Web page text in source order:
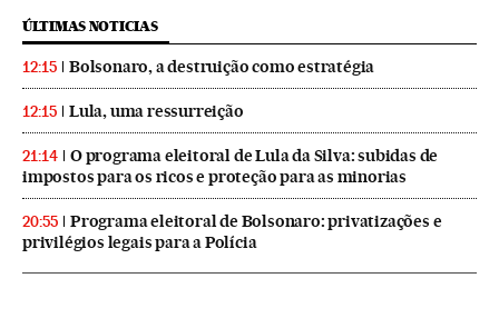
ÚLTIMAS NOTICIAS
12:15 Bolsonaro, a destruição como estratégia
12:15 Lula, uma ressurreição
21:14
O programa eleitoral de Lula da Silva: subidas de
impostos para os ricos e proteção para as minorias
20:55
Programa eleitoral de Bolsonaro: privatizações e
privilégios legais para a Polícia